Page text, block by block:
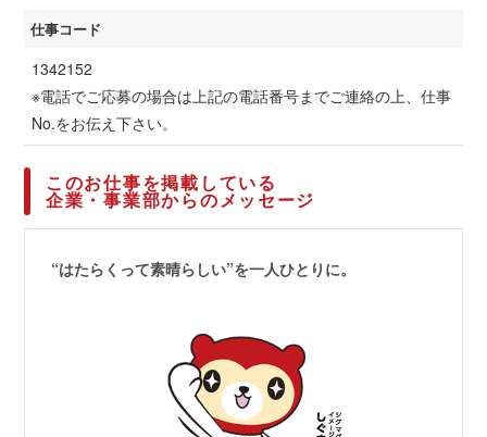
仕事コード
1342152
※電話でご応募の場合は上記の電話番号までご連絡の上、仕事
No.をお伝え下さい。
このお仕事を掲載している
企業・事業部からのメッセージ
“はたらくって素晴らしい”を一人ひとりに。